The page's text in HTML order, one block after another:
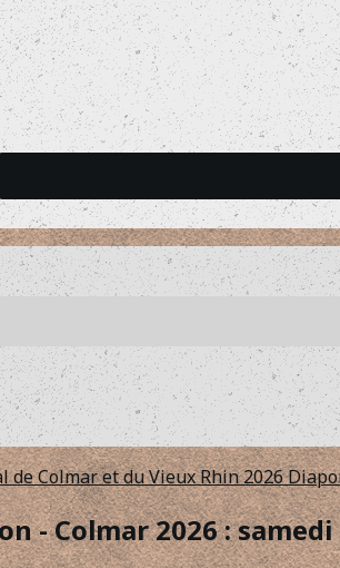
de Colmar et du Vieux Rhin 2026
- Colmar 2026 :